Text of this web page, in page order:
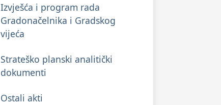
Izvješća i program rada
Gradonačelnika i Gradskog
vijeća
Strateško planski analitički
dokumenti
Ostali akti